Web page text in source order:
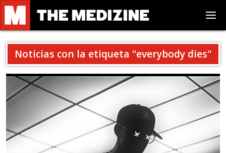
Noticias con la etiqueta "everybody dies"